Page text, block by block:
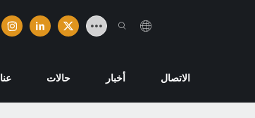
عنا حالات أخبار الاتصال